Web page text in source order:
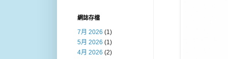
網誌存檔
7月 2026 (1)
5月 2026 (1)
4月 2026 (2)